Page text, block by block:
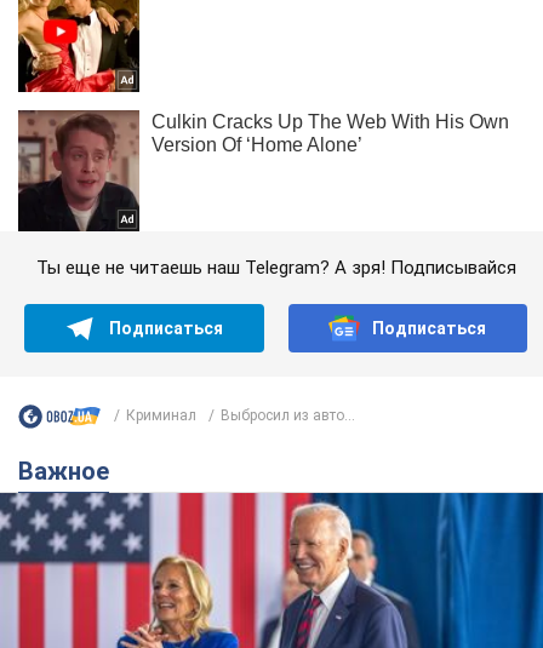
Ты еще не читаешь наш Telegram? А зря! Подписывайся
Подписаться Подписаться
Криминал Выбросил из авто...
Важное